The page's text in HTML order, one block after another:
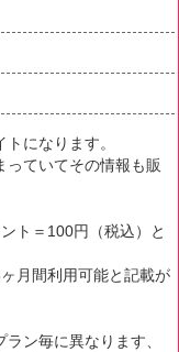
になります。
っていてその情報も販
ト＝100円（税込）と
月間利用可能と記載が
ン毎に異なります、